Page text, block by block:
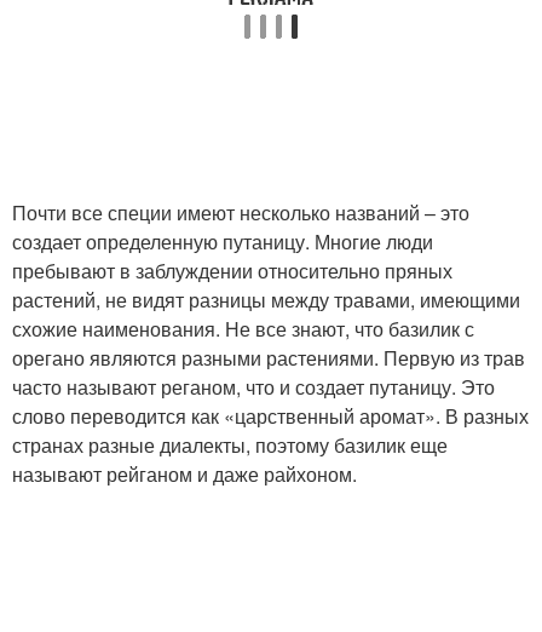
Почти все специи имеют несколько названий – это
создает определенную путаницу. Многие люди
пребывают в заблуждении относительно пряных
растений, не видят разницы между травами, имеющими
схожие наименования. Не все знают, что базилик с
орегано являются разными растениями. Первую из трав
часто называют реганом, что и создает путаницу. Это
слово переводится как «царственный аромат». В разных
странах разные диалекты, поэтому базилик еще
называют рейганом и даже райхоном.